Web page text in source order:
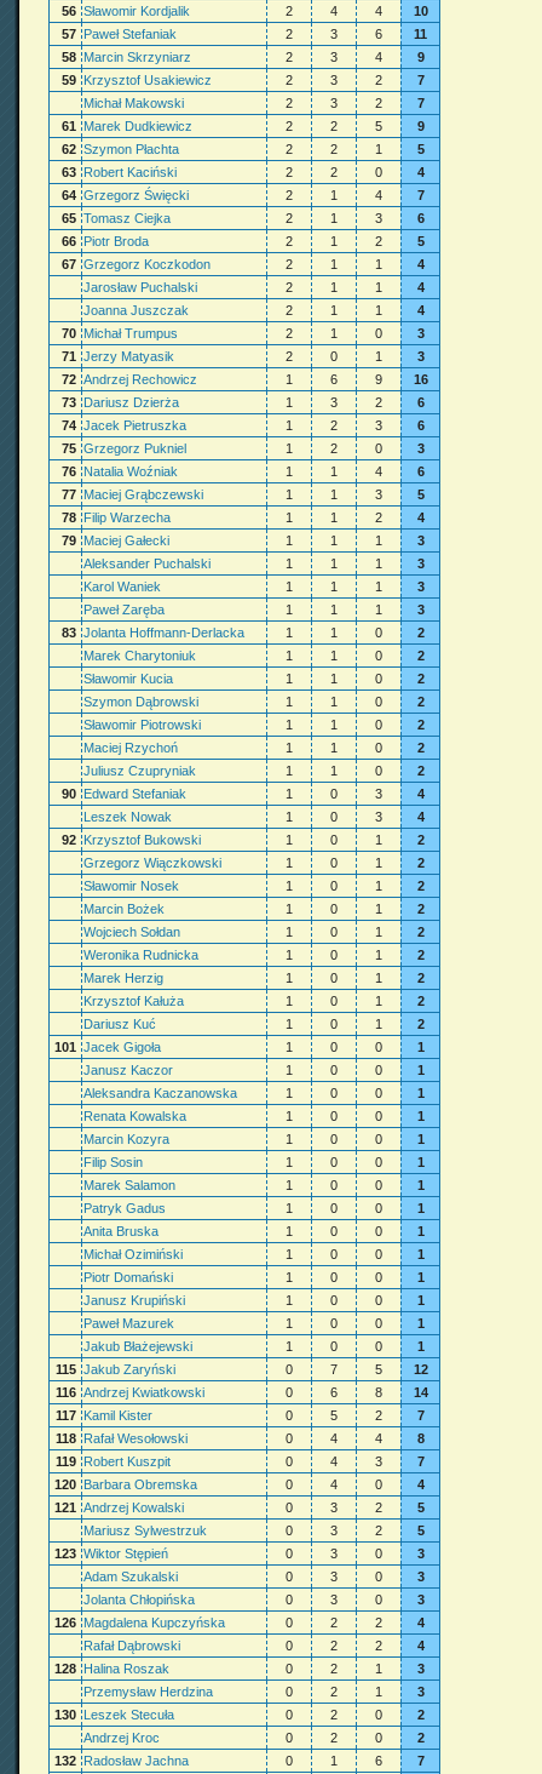
56 Sławomir Kordjalik 2 4 4
10
57 Paweł Stefaniak 2 3 6
11
58 Marcin Skrzyniarz 2 3 4
9
59 Krzysztof Usakiewicz 2 3 2
7
Michał Makowski
2 3 2
7
61
Marek Dudkiewicz 2 2 5
9
62 Szymon Płachta 2 2 1
5
63 Robert Kaciński 2 2 0
4
64 Grzegorz Święcki 2 1 4
7
65 Tomasz Ciejka 2 1 3
6
66 Piotr Broda 2 1 2
5
67 Grzegorz Koczkodon 2 1 1
4
Jarosław Puchalski
2 1 1
4
Joanna Juszczak
2 1 1
4
70 Michał Trumpus 2 1 0
3
71 Jerzy Matyasik 2 0 1
3
72 Andrzej Rechowicz 1 6 9
16
73 Dariusz Dzierża 1 3 2
6
74 Jacek Pietruszka 1 2 3
6
75 Grzegorz Pukniel 1 2 0
3
76 Natalia Woźniak 1 1 4
6
77 Maciej Grąbczewski 1 1 3
5
78 Filip Warzecha 1 1 2
4
79 Maciej Gałecki 1 1 1
3
Aleksander Puchalski
1 1 1
3
Karol Waniek
1 1 1
3
Paweł Zaręba
1 1 1
3
83 Jolanta Hoffmann-Derlacka 1 1 0
2
Marek Charytoniuk
1 1 0
2
Sławomir Kucia
1 1 0
2
Szymon Dąbrowski
1 1 0
2
Sławomir Piotrowski
1 1 0
2
Maciej Rzychoń
1 1 0
2
Juliusz Czupryniak
1 1 0
2
90 Edward Stefaniak 1 0 3
4
Leszek Nowak
1 0 3
4
92 Krzysztof Bukowski 1 0 1
2
Grzegorz Wiączkowski
1 0 1
2
Sławomir Nosek
1 0 1
2
Marcin Bożek
1 0 1
2
Wojciech Sołdan
1 0 1
2
Weronika Rudnicka
1 0 1
2
Marek Herzig
1 0 1
2
Krzysztof Kałuża
1 0 1
2
Dariusz Kuć
1 0 1
2
101 Jacek Gigoła 1 0 0
1
Janusz Kaczor
1 0 0
1
Aleksandra Kaczanowska
1 0 0
1
Renata Kowalska
1 0 0
1
Marcin Kozyra
1 0 0
1
Filip Sosin
1 0 0
1
Marek Salamon
1 0 0
1
Patryk Gadus
1 0 0
1
Anita Bruska
1 0 0
1
Michał Ozimiński
1 0 0
1
Piotr Domański
1 0 0
1
Janusz Krupiński
1 0 0
1
Paweł Mazurek
1 0 0
1
Jakub Błażejewski
1 0 0
1
115 Jakub Zaryński 0 7 5
12
116 Andrzej Kwiatkowski 0 6 8
14
117 Kamil Kister 0 5 2
7
118 Rafał Wesołowski 0 4 4
8
119 Robert Kuszpit 0 4 3
7
120 Barbara Obremska 0 4 0
4
121 Andrzej Kowalski 0 3 2
5
Mariusz Sylwestrzuk
0 3 2
5
123 Wiktor Stępień 0 3 0
3
Adam Szukalski
0 3 0
3
Jolanta Chłopińska
0 3 0
3
126 Magdalena Kupczyńska 0 2 2
4
Rafał Dąbrowski
0 2 2
4
128 Halina Roszak 0 2 1
3
Przemysław Herdzina
0 2 1
3
130 Leszek Stecuła 0 2 0
2
Andrzej Kroc
0 2 0
2
132 Radosław Jachna 0 1 6
7